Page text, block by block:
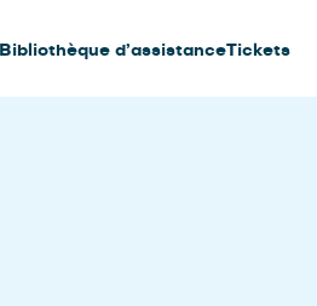
Bibliothèque d’assistanceTickets